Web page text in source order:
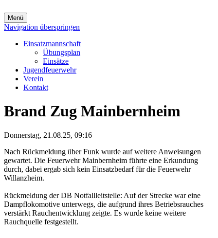
Menü
Navigation überspringen
Einsatzmannschaft
Übungsplan
Einsätze
Jugendfeuerwehr
Verein
Kontakt
Brand Zug Mainbernheim
Donnerstag, 21.08.25, 09:16
Nach Rückmeldung über Funk wurde auf weitere Anweisungen
gewartet. Die Feuerwehr Mainbernheim führte eine Erkundung
durch, dabei ergab sich kein Einsatzbedarf für die Feuerwehr
Willanzheim.
Rückmeldung der DB Notfallleitstelle: Auf der Strecke war eine
Dampflokomotive unterwegs, die aufgrund ihres Betriebsrauches
verstärkt Rauchentwicklung zeigte. Es wurde keine weitere
Rauchquelle festgestellt.